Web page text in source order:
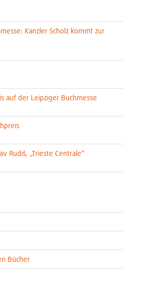
Kanzler Scholz kommt zur
auf der Leipziger Buchmesse
Rudiš, „Trieste Centrale“
Bücher